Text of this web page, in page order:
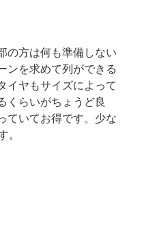
の方は何も準備しない
ンを求めて列ができる
イヤもサイズによって
くらいがちょうど良
ていてお得です。少な
。